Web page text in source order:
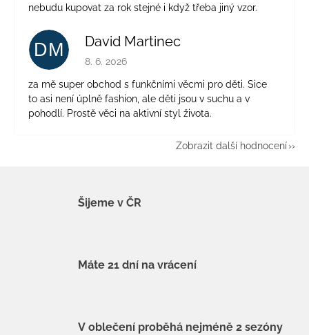
nebudu kupovat za rok stejné i když třeba jiný vzor.
DM David Martinec
Hodnocení obchodu je 5 z 5 hvězdiček.
8. 6. 2026
za mě super obchod s funkčními věcmi pro děti. Sice
to asi není úplně fashion, ale děti jsou v suchu a v
pohodlí. Prostě věci na aktivní styl života.
Zobrazit další hodnocení
Šijeme v ČR
Máte 21 dní na vrácení
V oblečení proběhá nejméně 2 sezóny